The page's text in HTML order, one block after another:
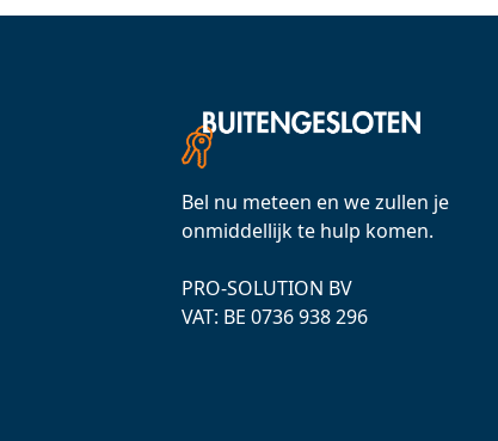
Bel nu meteen en we zullen je
onmiddellijk te hulp komen.
PRO-SOLUTION BV
VAT: ВЕ 0736 938 296